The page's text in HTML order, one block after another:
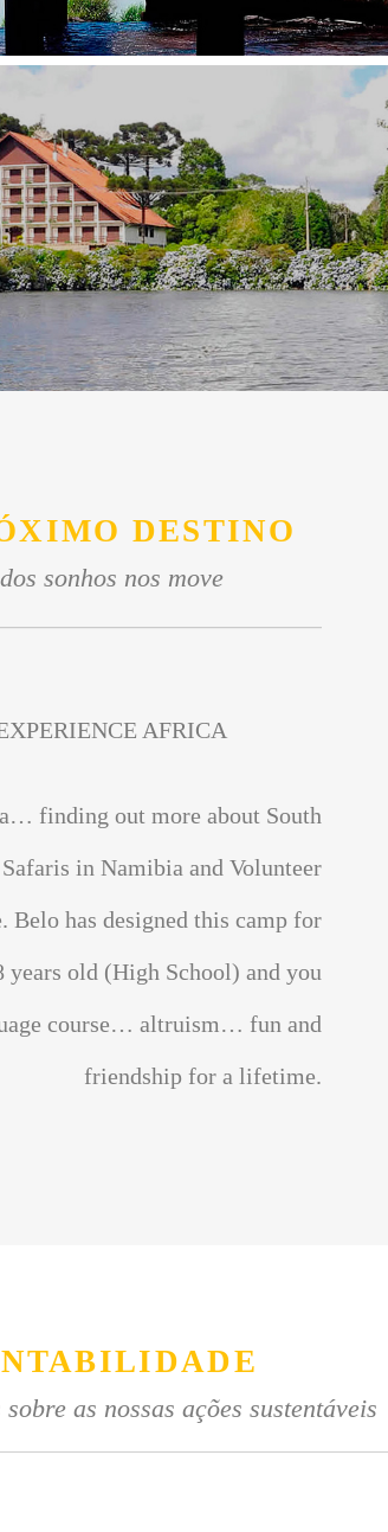
DESTINO
sonhos nos move
AFRICA
finding out more about South
in Namibia and Volunteer
Belo has designed this camp for
years old (High School) and you
course… altruism… fun and
friendship for a lifetime.
as nossas ações sustentáveis